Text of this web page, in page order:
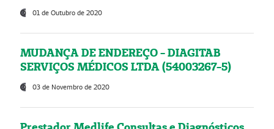
01 de Outubro de 2020
MUDANÇA DE ENDEREÇO - DIAGITAB
SERVIÇOS MÉDICOS LTDA (54003267-5)
03 de Novembro de 2020